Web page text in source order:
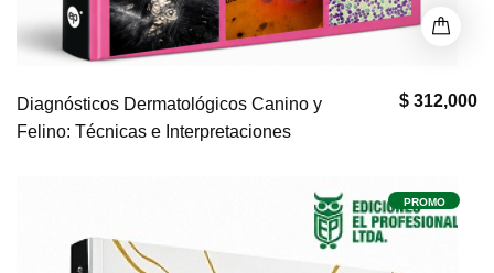
$ 312,000
Diagnósticos Dermatológicos Canino y
Felino: Técnicas e Interpretaciones
PROMO